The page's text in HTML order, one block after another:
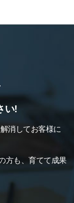
い!
消してお客様に
方も、育てて成果